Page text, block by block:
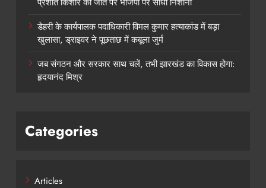
डेहरी के कार्यपालक पदाधिकारी विमल कुमार हत्याकांड में बड़ा
खुलासा, ड्राइवर ने पूछताछ में कबूला जुर्म
जब संगठन और सरकार साथ चलें, तभी झारखंड का विकास होगा:
हृदयानंद मिश्र
Categories
Articles